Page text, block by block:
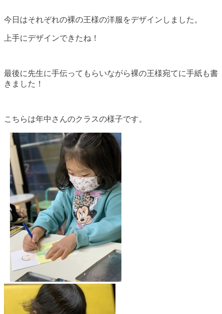
今日はそれぞれの裸の王様の洋服をデザインしました。
上手にデザインできたね！
最後に先生に手伝ってもらいながら裸の王様宛てに手紙も書
きました！
こちらは年中さんのクラスの様子です。